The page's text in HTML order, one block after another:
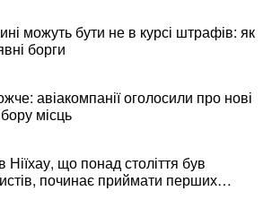
можуть бути не в курсі штрафів: як
борги
авіакомпанії оголосили про нові
місць
Ніїхау, що понад століття був
починає приймати перших